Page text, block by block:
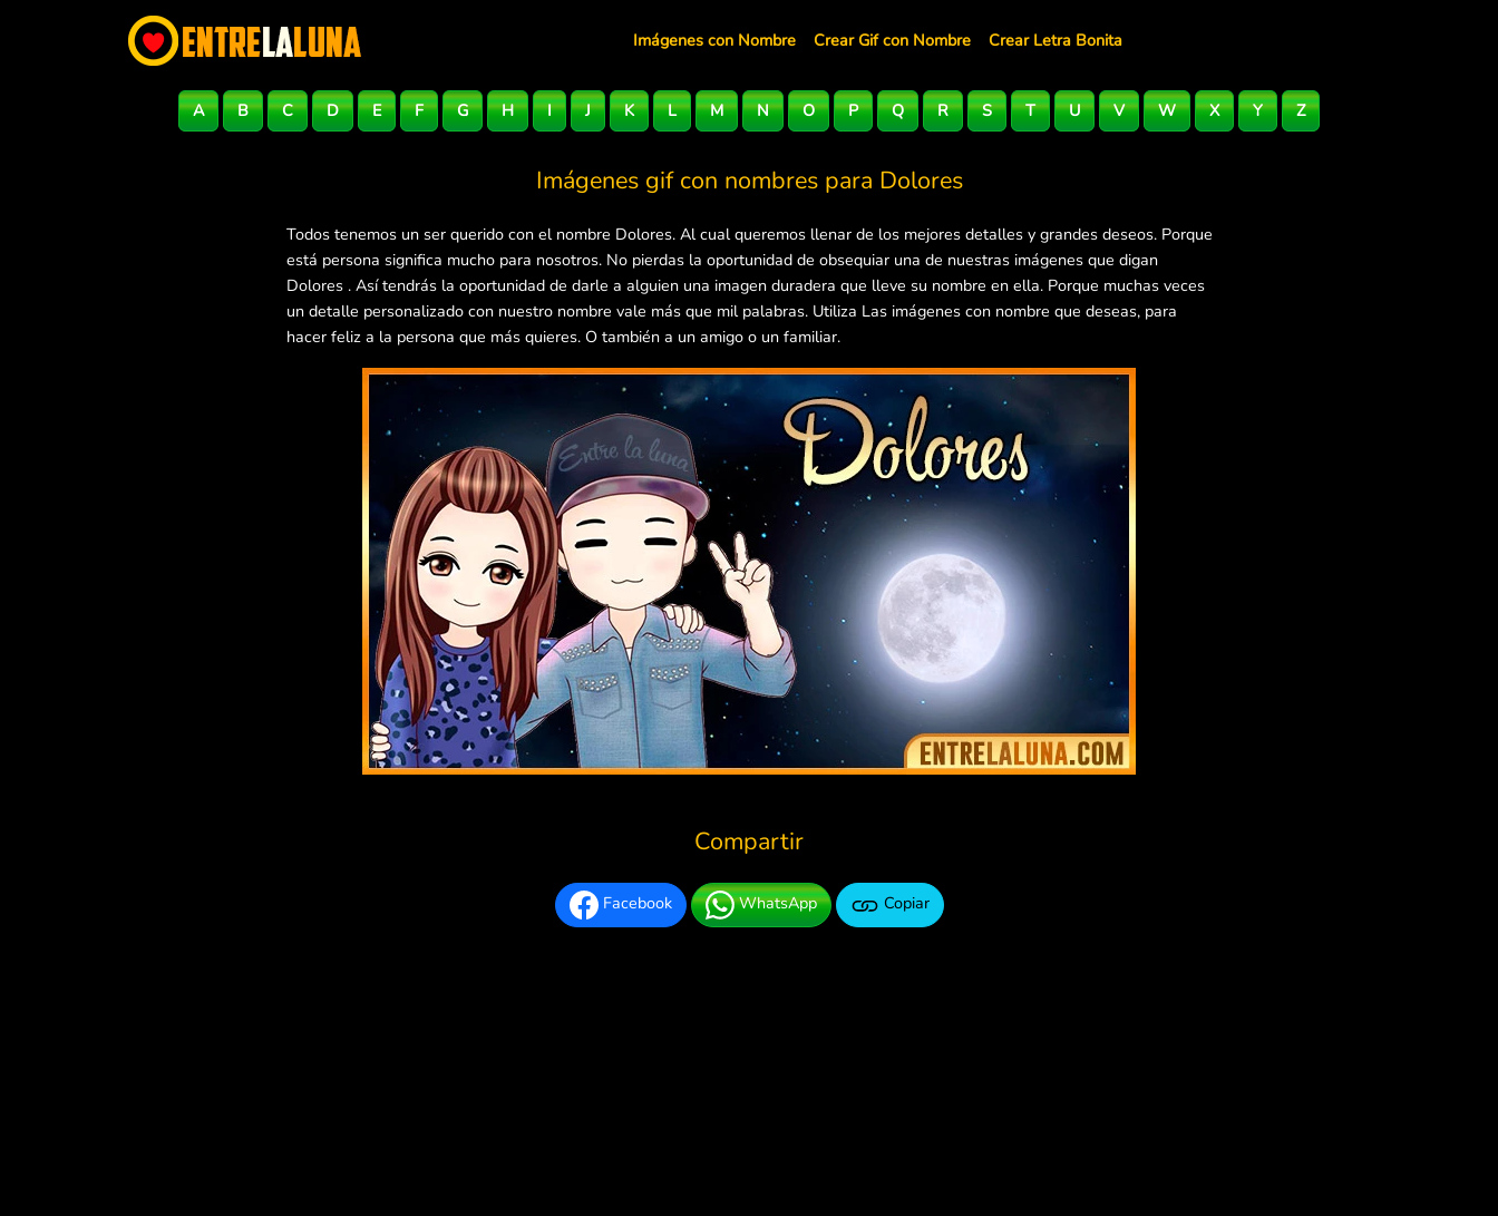
Imágenes con Nombre Crear Gif con Nombre Crear Letra Bonita
A B C D E F G H I J K L M N O P Q R S T U V W X Y Z
Imágenes gif con nombres para Dolores
Todos tenemos un ser querido con el nombre Dolores. Al cual queremos llenar de los mejores detalles y grandes deseos. Porque
está persona significa mucho para nosotros. No pierdas la oportunidad de obsequiar una de nuestras imágenes que digan
Dolores . Así tendrás la oportunidad de darle a alguien una imagen duradera que lleve su nombre en ella. Porque muchas veces
un detalle personalizado con nuestro nombre vale más que mil palabras. Utiliza Las imágenes con nombre que deseas, para
hacer feliz a la persona que más quieres. O también a un amigo o un familiar.
Compartir
Facebook WhatsApp Copiar